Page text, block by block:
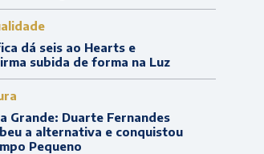
dá seis ao Hearts e
subida de forma na Luz
Grande: Duarte Fernandes
a alternativa e conquistou
Pequeno